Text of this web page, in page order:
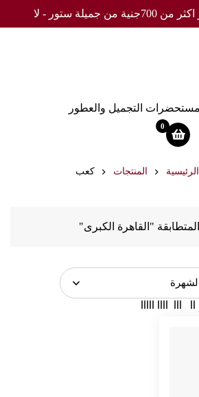
شحن مجاني لأى اوردر اكثر من 700جنية من جميلة ستور - لا
التجميل والعطور
0
المنتجات كعب
"القاهرة الكبرى"